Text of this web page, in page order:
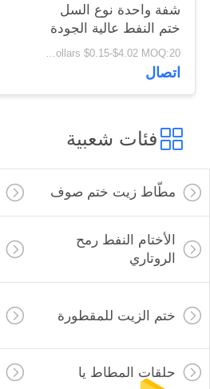
شفة واحدة نوع السل
ختم النفط عالية الجودة
فيتون مواد
80x100x10mm
US Dollars $0.15-$4.02 MOQ:20 قطعة
اتصال
فئات شعبية
مطّاط زيت ختم صوف
الأختام النفط رمح
الروتاري
ختم الزيت للمقطورة
حلقات المطاط يا